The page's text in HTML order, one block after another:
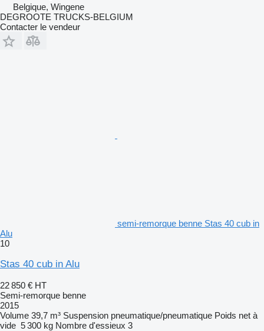
Belgique, Wingene
DEGROOTE TRUCKS-BELGIUM
Contacter le vendeur
semi-remorque benne Stas 40 cub in
Alu
10
Stas 40 cub in Alu
22 850 € HT
Semi-remorque benne
2015
Volume 39,7 m³ Suspension pneumatique/pneumatique Poids net à
vide 5 300 kg Nombre d'essieux 3